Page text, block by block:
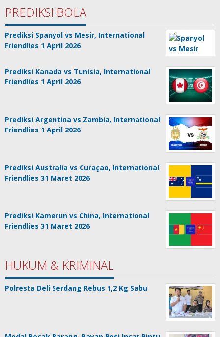
PREDIKSI BOLA
Prediksi Spanyol vs Mesir, International
Friendlies 1 April 2026
Prediksi Kanada vs Tunisia, International
Friendlies 1 April 2026
Prediksi Argentina vs Zambia, International
Friendlies 1 April 2026
Prediksi Australia vs Curaçao, International
Friendlies 31 Maret 2026
Prediksi Kamerun vs China, International
Friendlies 31 Maret 2026
HUKUM & KRIMINAL
Polresta Deli Serdang Rebus 1,2 Kg Sabu